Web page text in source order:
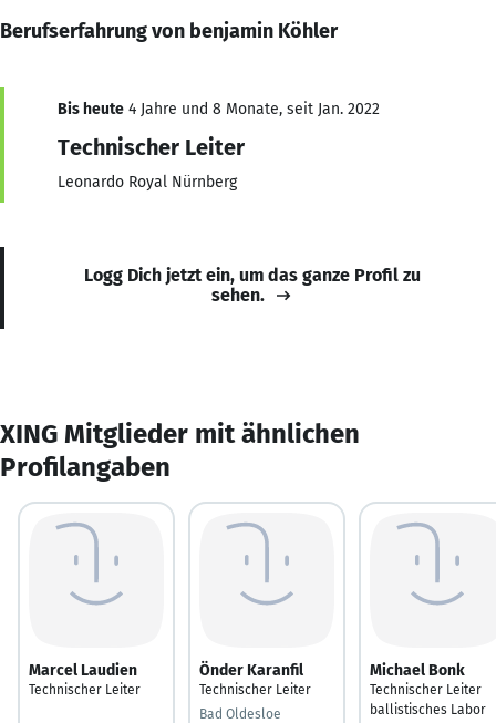
Berufserfahrung von benjamin Köhler
Bis heute 4 Jahre und 8 Monate, seit Jan. 2022
Technischer Leiter
Leonardo Royal Nürnberg
Logg Dich jetzt ein, um das ganze Profil zu
sehen.
XING Mitglieder mit ähnlichen
Profilangaben
Marcel Laudien
Technischer Leiter
Önder Karanfil
Technischer Leiter
Bad Oldesloe
Michael Bonk
Technischer Leiter
ballistisches Labor